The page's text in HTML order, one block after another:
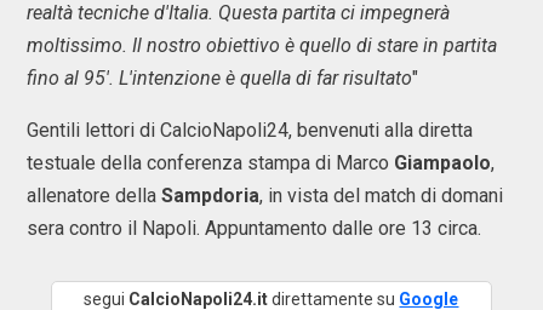
realtà tecniche d'Italia. Questa partita ci impegnerà
moltissimo. Il nostro obiettivo è quello di stare in partita
fino al 95'. L'intenzione è quella di far risultato"
Gentili lettori di CalcioNapoli24, benvenuti alla diretta
testuale della conferenza stampa di Marco Giampaolo,
allenatore della Sampdoria, in vista del match di domani
sera contro il Napoli. Appuntamento dalle ore 13 circa.
segui CalcioNapoli24.itdirettamente su Google